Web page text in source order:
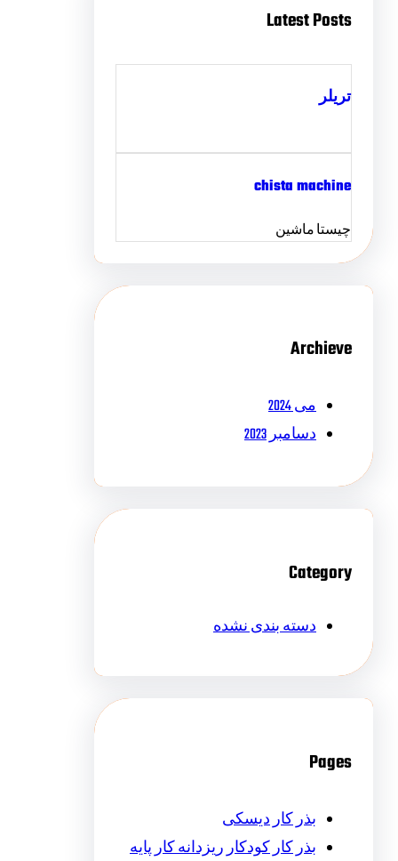
Latest Posts
تریلر
chista machine
چیستا ماشین
Archieve
می 2024
دسامبر 2023
Category
دسته بندی نشده
Pages
بذر کار دیسکی
بذر کار کودکار ریزدانه کار پایه